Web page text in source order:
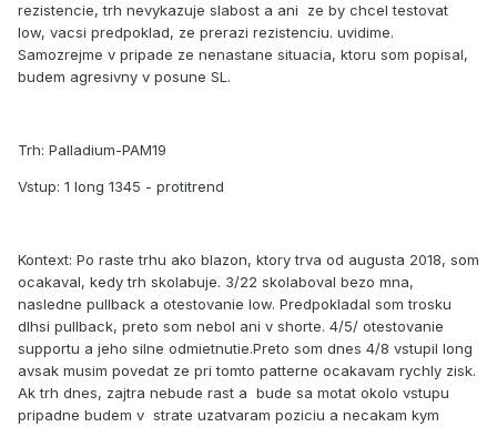
rezistencie, trh nevykazuje slabost a ani ze by chcel testovat
low, vacsi predpoklad, ze prerazi rezistenciu. uvidime.
Samozrejme v pripade ze nenastane situacia, ktoru som popisal,
budem agresivny v posune SL.
Trh: Palladium-PAM19
Vstup: 1 long 1345 - protitrend
Kontext: Po raste trhu ako blazon, ktory trva od augusta 2018, som
ocakaval, kedy trh skolabuje. 3/22 skolaboval bezo mna,
nasledne pullback a otestovanie low. Predpokladal som trosku
dlhsi pullback, preto som nebol ani v shorte. 4/5/ otestovanie
supportu a jeho silne odmietnutie.Preto som dnes 4/8 vstupil long
avsak musim povedat ze pri tomto patterne ocakavam rychly zisk.
Ak trh dnes, zajtra nebude rast a bude sa motat okolo vstupu
pripadne budem v strate uzatvaram poziciu a necakam kym